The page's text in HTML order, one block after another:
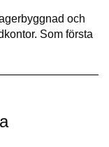
och
Som första